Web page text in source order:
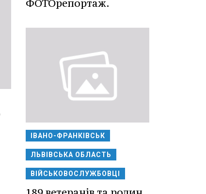
ФОТОрепортаж.
ІВАНО-ФРАНКІВСЬК
ЛЬВІВСЬКА ОБЛАСТЬ
ВІЙСЬКОВОСЛУЖБОВЦІ